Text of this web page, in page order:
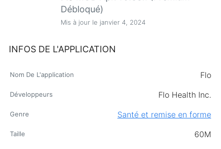
Débloqué)
Mis à jour le janvier 4, 2024
INFOS DE L'APPLICATION
Nom De L'application Flo
Développeurs Flo Health Inc.
Genre Santé et remise en forme
Taille 60M